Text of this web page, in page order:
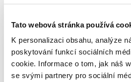
Tato webová stránka používá
K personalizaci obsahu, analýze
poskytování funkcí sociálních
cookie. Informace o tom, jak náš
se svými partnery pro sociální
Dokumenty ke
Info-106-99-MF-25641-
Příloha č. 1 - Info-106-99-